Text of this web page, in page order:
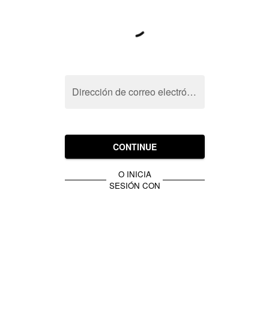
Dirección de correo electrónico
CONTINUE
O INICIA
SESIÓN CON